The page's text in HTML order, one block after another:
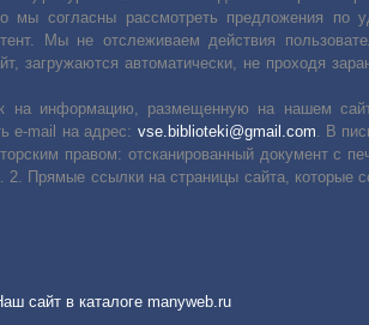
согласны рассмотреть предложения по
Мы не отслеживаем действия
загружаются автоматически, не проходя
на информацию, размещенную на нашем
е-mail на адрес: vse.biblioteki@gmail.com . В
правом: отсканированный документ с
2. Прямые ссылки на страницы сайта,